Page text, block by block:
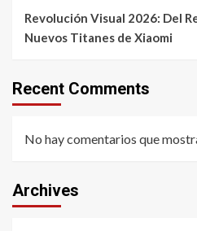
Revolución Visual 2026: Del
Nuevos Titanes de Xiaomi
Recent Comments
No hay comentarios que
Archives